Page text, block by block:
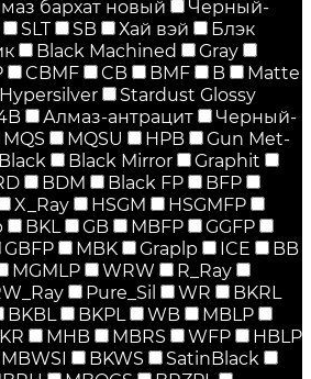
бархат новый
Черный-
SLT SB Хай вэй
Блэк
Black Machined
Gray
CBMF CB BMF B
Matte
Hypersilver
Stardust Glossy
Алмаз-антрацит
Черный-
MQS MQSU HPB
Gun Met-
Black Mirror
Graphit
BDM Black FP
BFP
X_Ray HSGM
HSGMFP
BKL GB MBFP
GGFP
GBFP MBK Graplp ICE
BB
MGMLP WRW
R_Ray
Pure_Sil WR
BKRL
BKBL BKPL WB
MBLP
MHB MBRS WFP
HBLP
MBWSI BKWS
SatinBlack